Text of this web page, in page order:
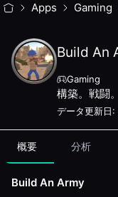
Build An Army—
Category:
Developer:Strategy
Rank: #95
Users (7d):775
Total Opens (7d):1.2K
Total Users:157.5K
Total Opens: 1.4M
Available since:
Developer Website:
Apps Gaming
Build An
Gaming
構築。戦闘
データ更新日:
概要 分析
Build An Army